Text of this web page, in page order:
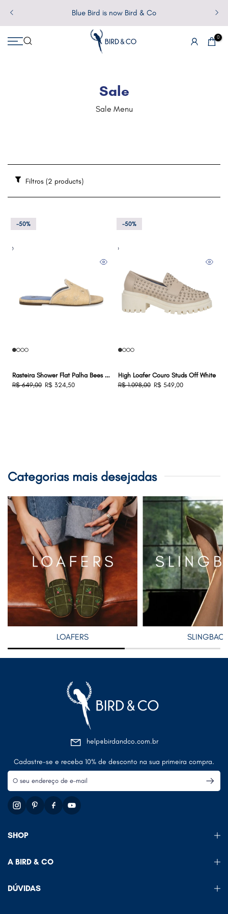
Pular
conteúdo
Blue Bird is now Bird & Co
0
Sale
Sale Menu
Filtros (2 products)
-50%
Rasteira Shower Flat Palha Bees Nude
R$ 649,00 R$ 324,50
-50%
High Loafer Couro Studs Off White
R$ 1.098,00 R$ 549,00
Categorias mais desejadas
LOAFERS SLINGBACK
help@birdandco.com.br
Cadastre-se e receba 10% de desconto na sua primeira compra.
SHOP
A BIRD & CO
DÚVIDAS